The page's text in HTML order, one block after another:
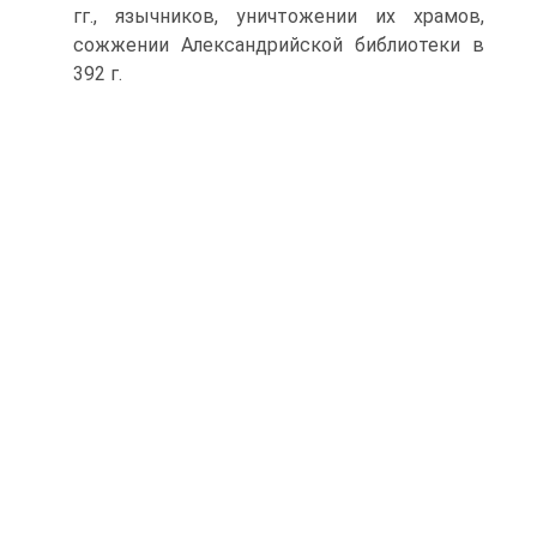
гг., языч­ников, уничтожении их храмов,
сожжении Александрийской библиотеки в
392 г.